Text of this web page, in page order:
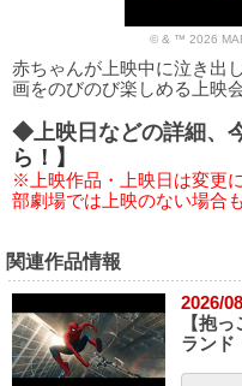
© & ™ 2026
赤ちゃんが上映中に泣き出
画をのびのび楽しめる上映
◆上映日などの詳細、
ら！】
※上映作品・上映日は変更
部劇場では上映のない場合
関連作品情報
2026/
【抱
ランド